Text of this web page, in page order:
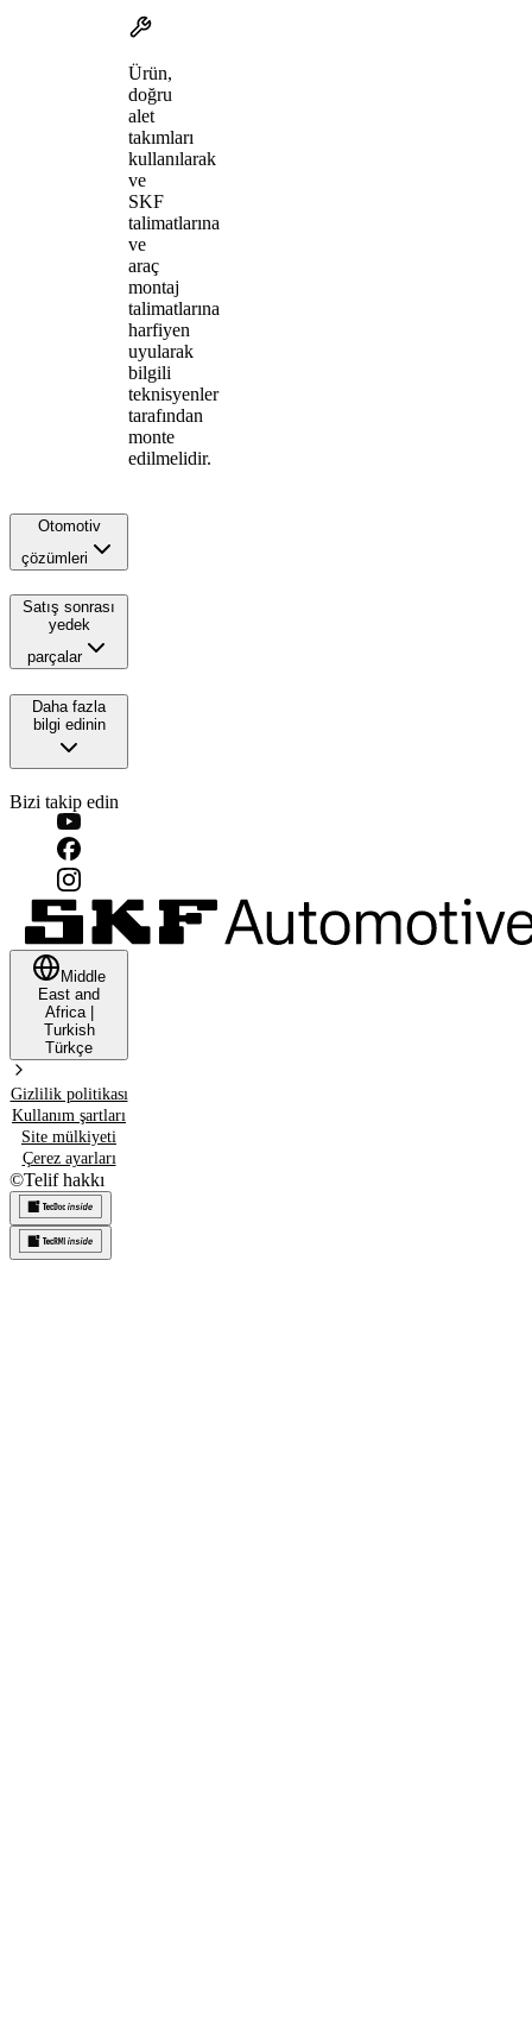
Ürün,
doğru
alet
takımları
kullanılarak
ve
SKF
talimatlarına
ve
araç
montaj
talimatlarına
harfiyen
uyularak
bilgili
teknisyenler
tarafından
monte
edilmelidir.
Otomotiv
çözümleri
Satış sonrası
yedek
parçalar
Daha fazla
bilgi edinin
Bizi takip edin
Middle
East and
Africa|
Turkish
Türkçe
Gizlilik politikası
Kullanım şartları
Site mülkiyeti
Çerez ayarları
©Telif hakkı